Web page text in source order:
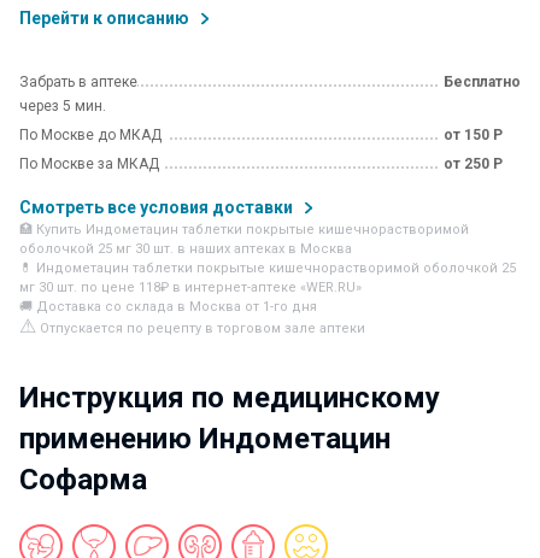
Перейти к описанию
Забрать в аптеке
через 5 мин.
Бесплатно
По Москве до МКАД
от 150 Р
По Москве за МКАД
от 250 Р
Смотреть все условия доставки
🏥 Купить Индометацин таблетки покрытые кишечнорастворимой
оболочкой 25 мг 30 шт. в наших аптеках в Москва
💊 Индометацин таблетки покрытые кишечнорастворимой оболочкой 25
мг 30 шт. по цене 118₽ в интернет-аптеке «WER.RU»
🚚 Доставка со склада в Москва от 1-го дня
⚠ Отпускается по рецепту в торговом зале аптеки
Инструкция по медицинскому
применению Индометацин
Софарма